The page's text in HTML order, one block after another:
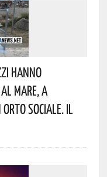
Hanno
Mare, A
Sociale. Il